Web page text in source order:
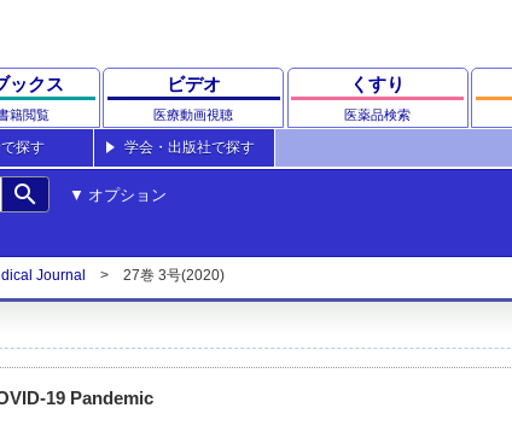
ックス
籍閲覧
ビデオ
医療動画視聴
くすり
医薬品検索
探す 学会・出版社で探す
search オプション
Journal 27巻 3号(2020)
19 Pandemic